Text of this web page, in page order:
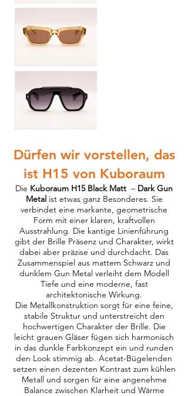
Dürfen wir vorstellen, das
ist H15 von Kuboraum
Die Kuboraum H15 Black Matt – Dark Gun
Metalist etwas ganz Besonderes. Sie
verbindet eine markante, geometrische
Form mit einer klaren, kraftvollen
Ausstrahlung. Die kantige Linienführung
gibt der Brille Präsenz und Charakter, wirkt
dabei aber präzise und durchdacht. Das
Zusammenspiel aus mattem Schwarz und
dunklem Gun Metal verleiht dem Modell
Tiefe und eine moderne, fast
architektonische Wirkung.
Die Metallkonstruktion sorgt für eine feine,
stabile Struktur und unterstreicht den
hochwertigen Charakter der Brille. Die
leicht grauen Gläser fügen sich harmonisch
in das dunkle Farbkonzept ein und runden
den Look stimmig ab. Acetat-Bügelenden
setzen einen dezenten Kontrast zum kühlen
Metall und sorgen für eine angenehme
Balance zwischen Klarheit und Wärme